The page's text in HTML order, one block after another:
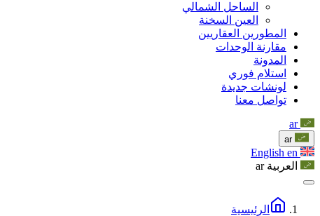
الساحل الشمالي
العين السخنة
المطورين العقاريين
مقارنة الوحدات
المدونة
استلام فوري
لونشات جديدة
تواصل معنا
ar
ar
English en
العربية ar
الرئيسية